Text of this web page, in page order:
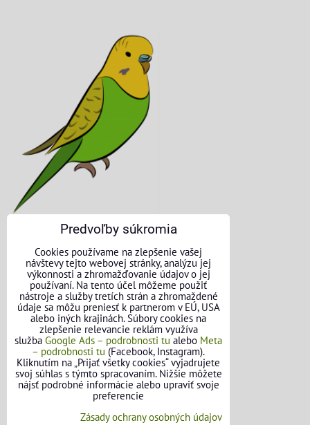
O nás
Kontakt
Požičovňa náradia
Názory našich zákazníkov
Mapa stránok
SLEDUJTE NÁS
Predvoľby súkromia
Cookies používame na zlepšenie vašej
návštevy tejto webovej stránky, analýzu jej
výkonnosti a zhromažďovanie údajov o jej
používaní. Na tento účel môžeme použiť
nástroje a služby tretích strán a zhromaždené
údaje sa môžu preniesť k partnerom v EÚ, USA
alebo iných krajinách. Súbory cookies na
zlepšenie relevancie reklám využíva
služba Google Ads – podrobnosti tu alebo Meta
– podrobnosti tu (Facebook, Instagram).
Kliknutím na „Prijať všetky cookies“ vyjadrujete
svoj súhlas s týmto spracovaním. Nižšie môžete
nájsť podrobné informácie alebo upraviť svoje
preferencie
Zásady ochrany osobných údajov